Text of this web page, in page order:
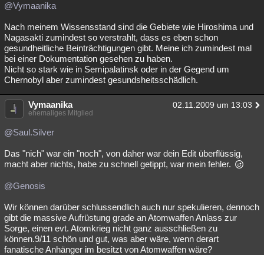
@Vymaanika
Nach meinem Wissensstand sind die Gebiete wie Hiroshima und
Nagasakti zumindest so verstrahlt, dass es eben schon
gesundheitliche Beinträchtigungen gibt. Meine ich zumindest mal
bei einer Dokumentation gesehen zu haben.
Nicht so stark wie in Semipalatinsk oder in der Gegend um
Chernobyl aber zumindest gesundsheitsschädlich.
Vymaanika 02.11.2009 um 13:03
ehemaliges Mitglied
@Saul.Silver
Das "nich" war ein "noch", von daher war dein Edit überflüssig,
macht aber nichts, habe zu schnell getippt, war mein fehler.
@Genosis
Wir können darüber schlussendlich auch nur spekulieren, dennoch
gibt die massive Aufrüstung grade an Atomwaffen Anlass zur
Sorge, einen evt. Atomkrieg nicht ganz ausschließen zu
können.9/11 schön und gut, was aber wäre, wenn derart
fanatische Anhänger im besitzt von Atomwaffen wäre?